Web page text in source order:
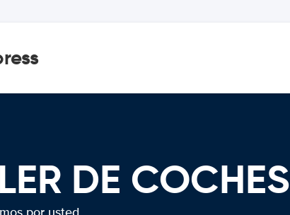
DE COCHES